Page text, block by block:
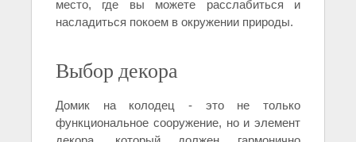
место, где вы можете расслабиться и
насладиться покоем в окружении природы.
Выбор декора
Домик на колодец - это не только
функциональное сооружение, но и элемент